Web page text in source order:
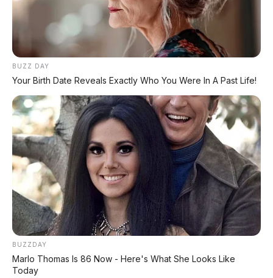
KREDIT MOTOR
SEMUA MEREK
DP MULAI
100RBNETT
✅Honda, Yamaha, Suzuki, Kawasaki
✅ Proses 1 Jam Langsung ACC
✅ Syarat Cukup KTP & KK
AMBIL PROMO >
BUZZ DAY
Your Birth Date Reveals Exactly Who You Were In A Past Life!
BUZZDAY
Marlo Thomas Is 86 Now - Here's What She Looks Like
Today